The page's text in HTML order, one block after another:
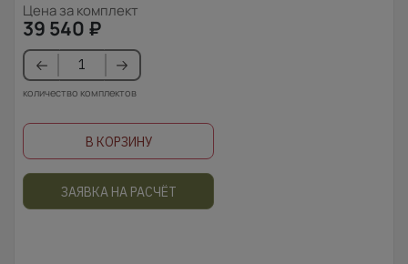
Цена за комплект
39 540 ₽
количество комплектов
В КОРЗИНУ
ЗАЯВКА НА РАСЧЁТ